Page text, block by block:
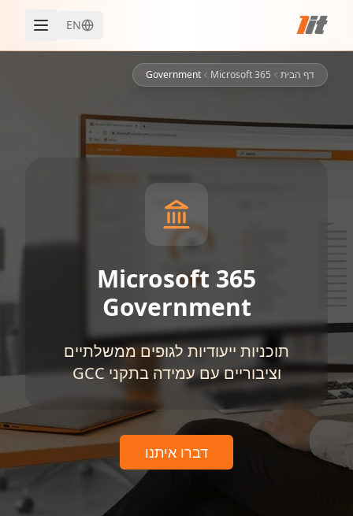
EN
דף הבית Microsoft 365
Government
Microsoft 365
Government
תוכניות ייעודיות לגופים ממשלתיים
וציבוריים עם עמידה בתקני GCC
דברו איתנו